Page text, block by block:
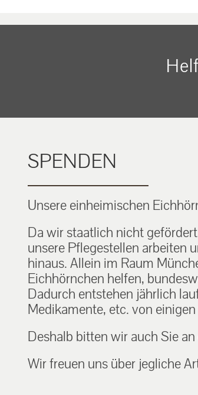
SPENDEN
Unsere einheimischen
Da wir staatlich nicht
unsere Pflegestellen arbeiten
hinaus. Allein im Raum
Eichhörnchen helfen,
Dadurch entstehen jährlich
Medikamente, etc. von
Deshalb bitten wir auch Sie
Wir freuen uns über jegliche